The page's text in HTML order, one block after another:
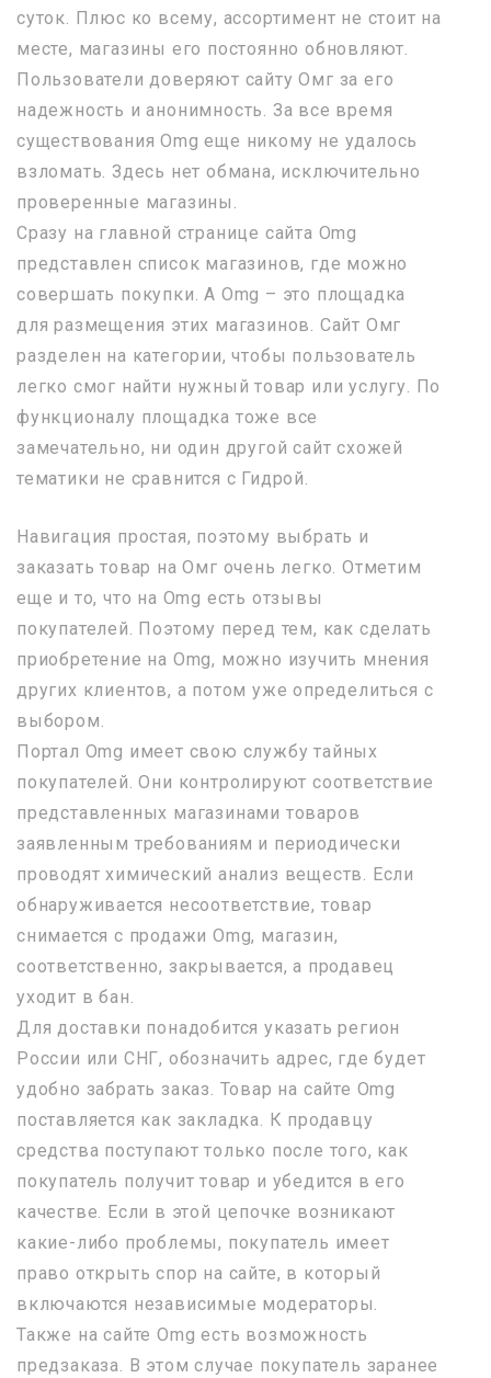
суток. Плюс ко всему, ассортимент не стоит на
месте, магазины его постоянно обновляют.
Пользователи доверяют сайту Омг за его
надежность и анонимность. За все время
существования Omg еще никому не удалось
взломать. Здесь нет обмана, исключительно
проверенные магазины.
Сразу на главной странице сайта Omg
представлен список магазинов, где можно
совершать покупки. А Omg – это площадка
для размещения этих магазинов. Сайт Омг
разделен на категории, чтобы пользователь
легко смог найти нужный товар или услугу. По
функционалу площадка тоже все
замечательно, ни один другой сайт схожей
тематики не сравнится с Гидрой.
Навигация простая, поэтому выбрать и
заказать товар на Омг очень легко. Отметим
еще и то, что на Omg есть отзывы
покупателей. Поэтому перед тем, как сделать
приобретение на Omg, можно изучить мнения
других клиентов, а потом уже определиться с
выбором.
Портал Omg имеет свою службу тайных
покупателей. Они контролируют соответствие
представленных магазинами товаров
заявленным требованиям и периодически
проводят химический анализ веществ. Если
обнаруживается несоответствие, товар
снимается с продажи Omg, магазин,
соответственно, закрывается, а продавец
уходит в бан.
Для доставки понадобится указать регион
России или СНГ, обозначить адрес, где будет
удобно забрать заказ. Товар на сайте Omg
поставляется как закладка. К продавцу
средства поступают только после того, как
покупатель получит товар и убедится в его
качестве. Если в этой цепочке возникают
какие-либо проблемы, покупатель имеет
право открыть спор на сайте, в который
включаются независимые модераторы.
Также на сайте Omg есть возможность
предзаказа. В этом случае покупатель заранее